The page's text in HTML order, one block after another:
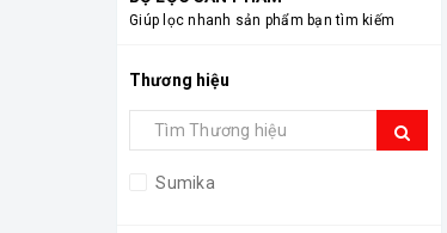
Giúp lọc nhanh sản phẩm bạn tìm kiếm
Thương hiệu
Sumika